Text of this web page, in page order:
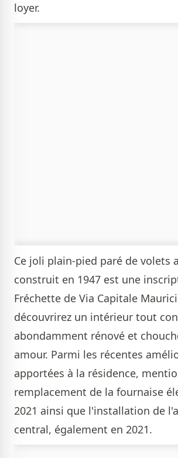
loyer.
Ce joli plain-pied paré de volets
construit en 1947 est une
Fréchette de Via Capitale
découvrirez un intérieur tout
abondamment rénové et
amour. Parmi les récentes
apportées à la résidence,
remplacement de la fournaise
2021 ainsi que l'installation de
central, également en 2021.